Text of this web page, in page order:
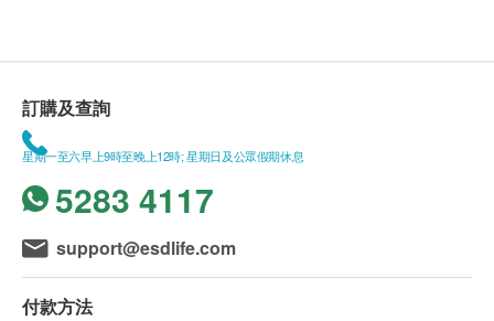
訂購及查詢
星期一至六早上9時至晚上12時; 星期日及公眾假期休息
5283 4117
support@esdlife.com
付款方法